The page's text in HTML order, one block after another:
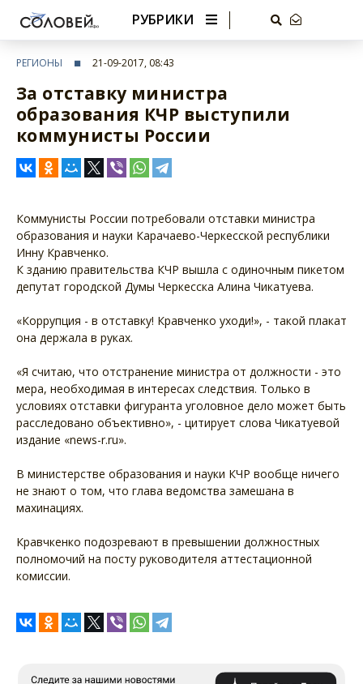
РУБРИКИ
РЕГИОНЫ 21-09-2017, 08:43
За отставку министра
образования КЧР выступили
коммунисты России
Коммунисты России потребовали отставки министра
образования и науки Карачаево-Черкесской республики
Инну Кравченко.
К зданию правительства КЧР вышла с одиночным пикетом
депутат городской Думы Черкесска Алина Чикатуева.
«Коррупция - в отставку! Кравченко уходи!», - такой плакат
она держала в руках.
«Я считаю, что отстранение министра от должности - это
мера, необходимая в интересах следствия. Только в
условиях отставки фигуранта уголовное дело может быть
расследовано объективно», - цитирует слова Чикатуевой
издание «news-r.ru».
В министерстве образования и науки КЧР вообще ничего
не знают о том, что глава ведомства замешана в
махинациях.
Кравчкенко подозревают в превышении должностных
полномочий на посту руководителя аттестационной
комиссии.